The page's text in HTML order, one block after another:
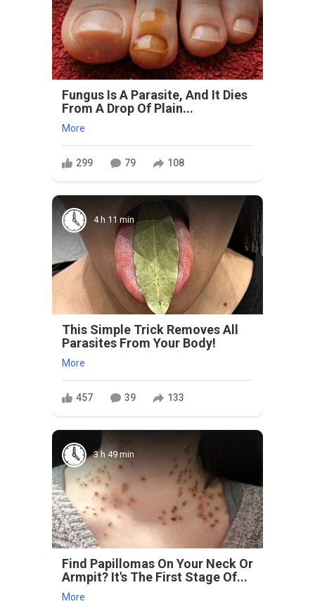
Fungus Is A Parasite, And It Dies
From A Drop Of Plain...
More
299 79 108
4 h 11 min
This Simple Trick Removes All
Parasites From Your Body!
More
457 39 133
3 h 49 min
Find Papillomas On Your Neck Or
Armpit? It's The First Stage Of...
More